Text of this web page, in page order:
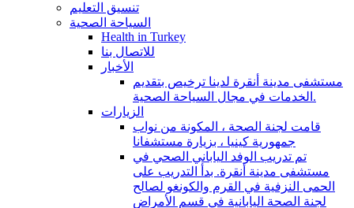
تنسيق التعليم
السياحة الصحية
Health in Turkey
للاتصال بنا
الأخبار
مستشفى مدينة أنقرة لدينا ترخيص بتقديم
الخدمات في مجال السياحة الصحية.
الزيارات
قامت لجنة الصحة ، المكونة من نواب
جمهورية كينيا ، بزيارة مستشفانا
تم تدريب الوفد الياباني الصحي في
مستشفى مدينة أنقرة. بدأ التدريب على
الحمى النزفية في القرم والكونغو لصالح
لجنة الصحة اليابانية في قسم الأمراض